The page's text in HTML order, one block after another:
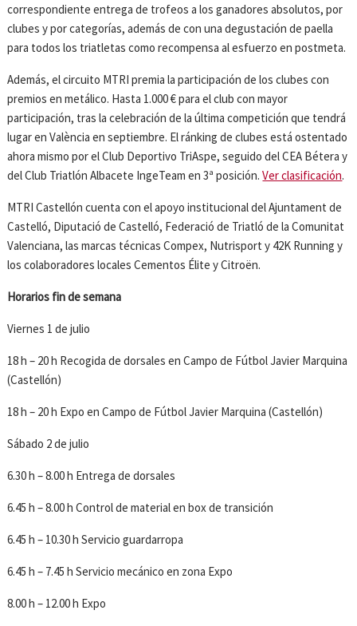
correspondiente entrega de trofeos a los ganadores absolutos, por
clubes y por categorías, además de con una degustación de paella
para todos los triatletas como recompensa al esfuerzo en postmeta.
Además, el circuito MTRI premia la participación de los clubes con
premios en metálico. Hasta 1.000 € para el club con mayor
participación, tras la celebración de la última competición que tendrá
lugar en València en septiembre. El ránking de clubes está ostentado
ahora mismo por el Club Deportivo TriAspe, seguido del CEA Bétera y
del Club Triatlón Albacete IngeTeam en 3ª posición.Ver clasificación.
MTRI Castellón cuenta con el apoyo institucional del Ajuntament de
Castelló, Diputació de Castelló, Federació de Triatló de la Comunitat
Valenciana, las marcas técnicas Compex, Nutrisport y 42K Running y
los colaboradores locales Cementos Élite y Citroën.
Horarios fin de semana
Viernes 1 de julio
18 h – 20 h Recogida de dorsales en Campo de Fútbol Javier Marquina
(Castellón)
18 h – 20 h Expo en Campo de Fútbol Javier Marquina (Castellón)
Sábado 2 de julio
6.30 h – 8.00 h Entrega de dorsales
6.45 h – 8.00 h Control de material en box de transición
6.45 h – 10.30 h Servicio guardarropa
6.45 h – 7.45 h Servicio mecánico en zona Expo
8.00 h – 12.00 h Expo